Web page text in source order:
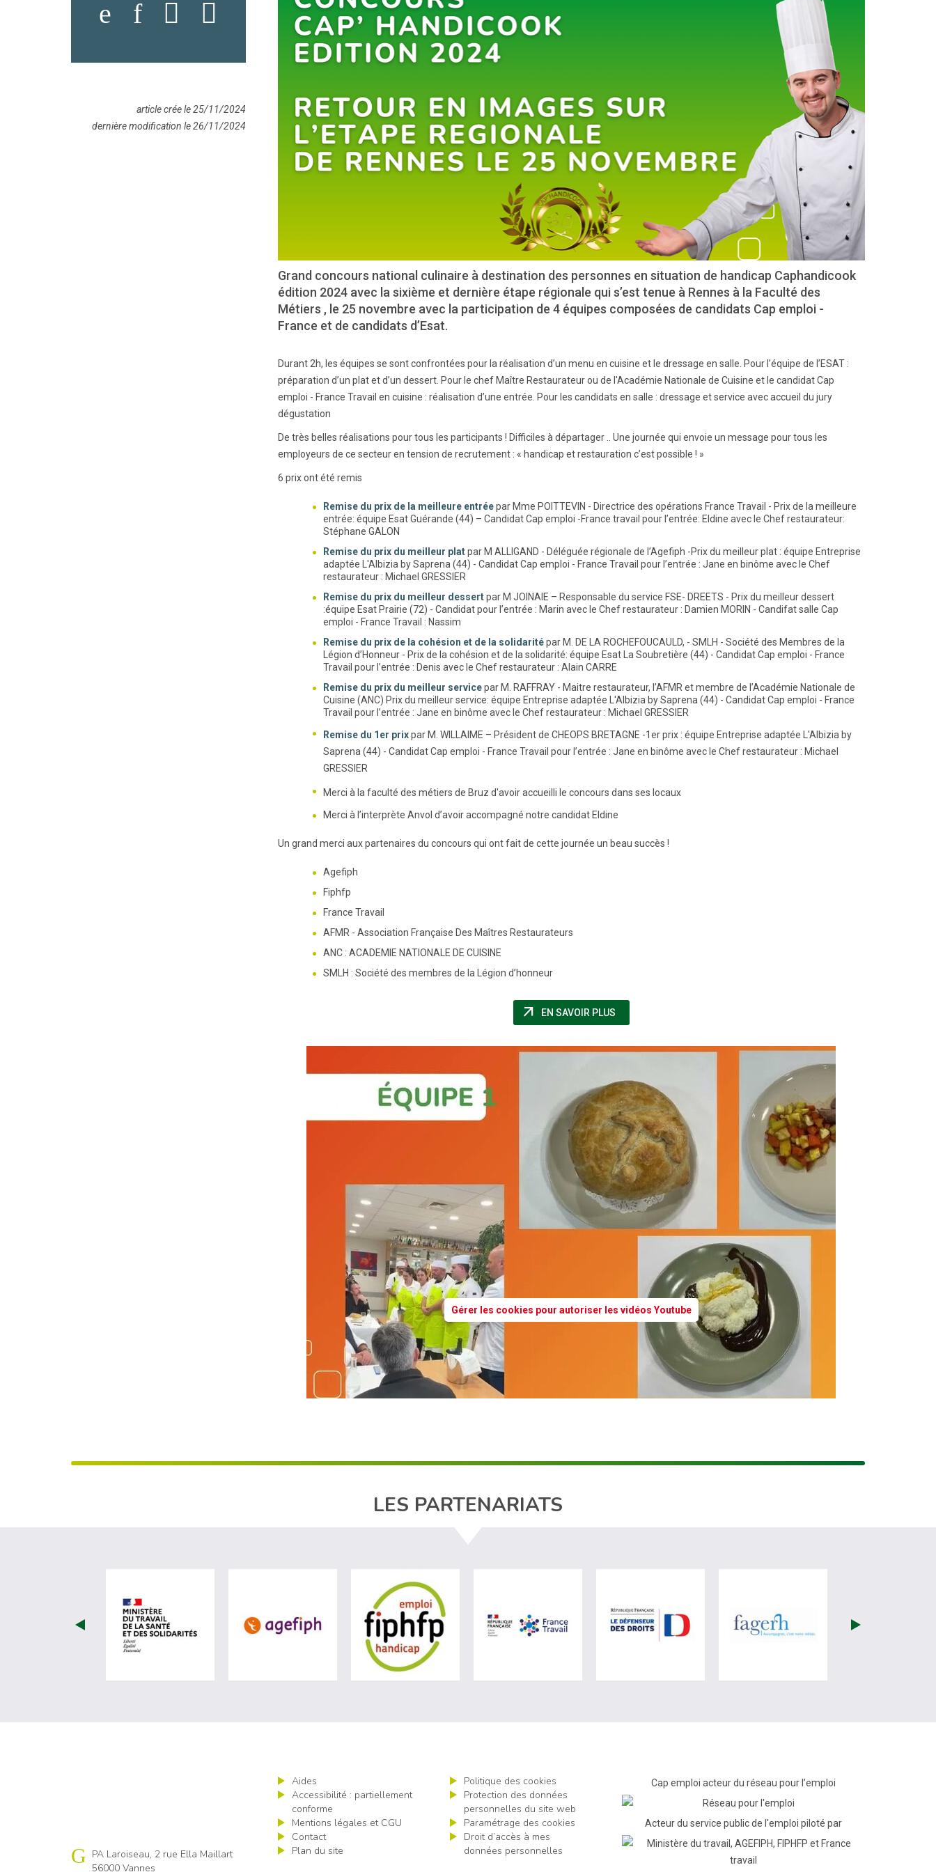
Grand concours national culinaire à destination des personnes en situation de handicap Caphandicook
édition 2024 avec la sixième et dernière étape régionale qui s’est tenue à Rennes à la Faculté des
Métiers , le 25 novembre avec la participation de 4 équipes composées de candidats Cap emploi -
France et de candidats d’Esat.
Durant 2h, les équipes se sont confrontées pour la réalisation d’un menu en cuisine et le dressage en salle. Pour l’équipe de l’ESAT :
préparation d’un plat et d’un dessert. Pour le chef Maître Restaurateur ou de l'Académie Nationale de Cuisine et le candidat Cap
emploi - France Travail en cuisine : réalisation d’une entrée. Pour les candidats en salle : dressage et service avec accueil du jury
dégustation
De très belles réalisations pour tous les participants ! Difficiles à départager .. Une journée qui envoie un message pour tous les
employeurs de ce secteur en tension de recrutement : « handicap et restauration c’est possible ! »
6 prix ont été remis
Remise du prix de la meilleure entréepar Mme POITTEVIN - Directrice des opérations France Travail - Prix de la meilleure
entrée: équipe Esat Guérande (44) – Candidat Cap emploi -France travail pour l’entrée: Eldine avec le Chef restaurateur:
Stéphane GALON
Remise du prix du meilleur platpar M ALLIGAND - Déléguée régionale de l’Agefiph -Prix du meilleur plat : équipe Entreprise
adaptée L'Albizia by Saprena (44) - Candidat Cap emploi - France Travail pour l’entrée : Jane en binôme avec le Chef
restaurateur : Michael GRESSIER
Remise du prix du meilleur dessertpar M JOINAIE – Responsable du service FSE- DREETS - Prix du meilleur dessert
:équipe Esat Prairie (72) - Candidat pour l’entrée : Marin avec le Chef restaurateur : Damien MORIN - Candifat salle Cap
emploi - France Travail : Nassim
Remise du prix de la cohésion et de la solidaritépar M. DE LA ROCHEFOUCAULD, - SMLH - Société des Membres de la
Légion d’Honneur - Prix de la cohésion et de la solidarité: équipe Esat La Soubretière (44) - Candidat Cap emploi - France
Travail pour l’entrée : Denis avec le Chef restaurateur : Alain CARRE
Remise du prix du meilleur servicepar M. RAFFRAY - Maitre restaurateur, l’AFMR et membre de l’Académie Nationale de
Cuisine (ANC) Prix du meilleur service: équipe Entreprise adaptée L'Albizia by Saprena (44) - Candidat Cap emploi - France
Travail pour l’entrée : Jane en binôme avec le Chef restaurateur : Michael GRESSIER
Remise du 1er prixpar M. WILLAIME – Président de CHEOPS BRETAGNE -1er prix : équipe Entreprise adaptée L'Albizia by
Saprena (44) - Candidat Cap emploi - France Travail pour l’entrée : Jane en binôme avec le Chef restaurateur : Michael
GRESSIER
Merci à la faculté des métiers de Bruz d'avoir accueilli le concours dans ses locaux
Merci à l’interprète Anvol d’avoir accompagné notre candidat Eldine
Un grand merci aux partenaires du concours qui ont fait de cette journée un beau succès !
Agefiph
Fiphfp
France Travail
AFMR - Association Française Des Maîtres Restaurateurs
ANC : ACADEMIE NATIONALE DE CUISINE
SMLH : Société des membres de la Légion d’honneur
arrow_outward EN SAVOIR PLUS(NOUVELLE FENÊTRE)
Gérer les cookies pour autoriser les vidéos Youtube
article crée le 25/11/2024
dernière modification le 26/11/2024
LES PARTENARIATS
visiter les site de Ministère du travail (nouvelle fenêtre)
visiter les site de Agefiph (nouvelle fenêtre)visiter les site de Fiphfp (nouvelle fenêtre)visiter les site de France Travail (nouvelle fenêtre)visiter les site de Défenseur des droits (nouvelle
visiter les site de Fagerh
Cap emploi 56
PA Laroiseau, 2 rue Ella Maillart
56000 Vannes
Aides
Accessibilité : partiellement
conforme
Mentions légales et CGU
Contact
Plan du site
Politique des cookies
Protection des données
personnelles du site web
Paramétrage des cookies
Droit d’accès à mes
données personnelles
Cap emploi acteur du réseau pour l’emploi
Acteur du service public de l'emploi piloté par